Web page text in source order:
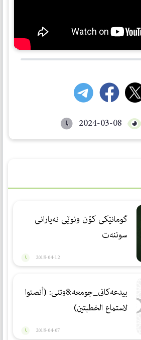
2024-03-08
گومانێكی كۆن ونوێی نەیارانی
سوننەت
2018-04-12
بيدعه‌كانى_جومعه:8وتنى: (أنصتوا
لاستماع الخطبتين)
2018-04-07